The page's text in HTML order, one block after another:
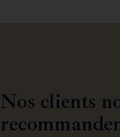
Nos clients